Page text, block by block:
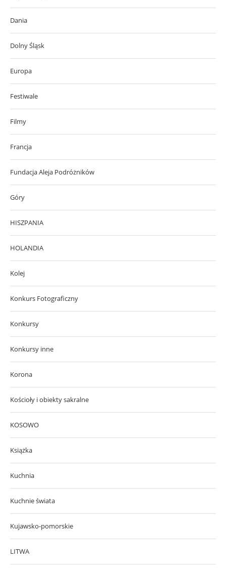
Dania
Dolny Śląsk
Europa
Festiwale
Filmy
Francja
Fundacja Aleja Podróżników
Góry
HISZPANIA
HOLANDIA
Kolej
Konkurs Fotograficzny
Konkursy
Konkursy inne
Korona
Kościoły i obiekty sakralne
KOSOWO
Książka
Kuchnia
Kuchnie świata
Kujawsko-pomorskie
LITWA